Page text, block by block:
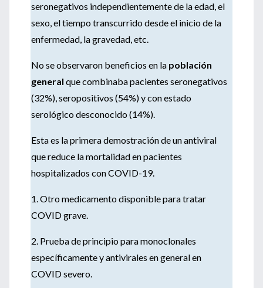
seronegativos independientemente de la edad, el
sexo, el tiempo transcurrido desde el inicio de la
enfermedad, la gravedad, etc.
No se observaron beneficios en la población
general que combinaba pacientes seronegativos
(32%), seropositivos (54%) y con estado
serológico desconocido (14%).
Esta es la primera demostración de un antiviral
que reduce la mortalidad en pacientes
hospitalizados con COVID-19.
1. Otro medicamento disponible para tratar
COVID grave.
2. Prueba de principio para monoclonales
específicamente y antivirales en general en
COVID severo.